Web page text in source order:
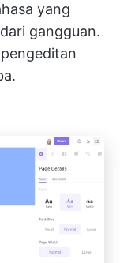
yang
gangguan.